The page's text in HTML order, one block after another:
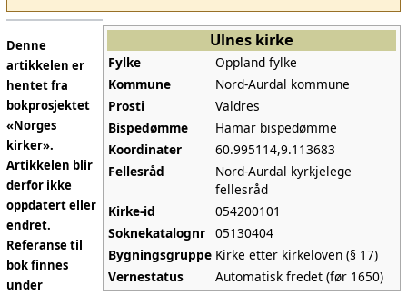
Ulnes kirke
Fylke
Oppland fylke
Kommune
Nord-Aurdal kommune
Prosti
Valdres
Bispedømme
Hamar bispedømme
Koordinater
60.995114,9.113683
Fellesråd
Nord-Aurdal kyrkjelege
fellesråd
Kirke-id
054200101
Soknekatalognr 05130404
Bygningsgruppe Kirke etter kirkeloven (§ 17)
Vernestatus
Automatisk fredet (før 1650)
Denne
artikkelen er
hentet fra
bokprosjektet
«Norges
kirker».
Artikkelen blir
derfor ikke
oppdatert eller
endret.
Referanse til
bok finnes
under